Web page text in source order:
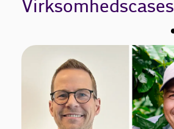
Virksomhedscases